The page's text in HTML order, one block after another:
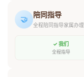
🤝 陪同指导
全程陪同指导家属办理
✓ 我们
全程指导